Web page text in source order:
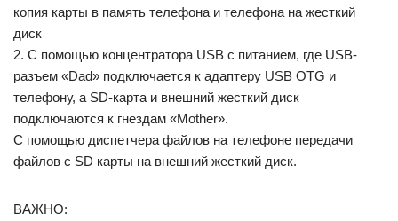
копия карты в память телефона и телефона на жесткий
диск
2. С помощью концентратора USB с питанием, где USB-
разъем «Dad» подключается к адаптеру USB OTG и
телефону, а SD-карта и внешний жесткий диск
подключаются к гнездам «Mother».
С помощью диспетчера файлов на телефоне передачи
файлов с SD карты на внешний жесткий диск.
ВАЖНО: